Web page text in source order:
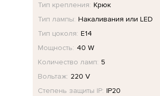
Тип крепления: Крюк
Тип лампы: Накаливания или LED
Тип цоколя: E14
Мощность: 40 W
Количество ламп: 5
Вольтаж: 220 V
Степень защиты IP: IP20